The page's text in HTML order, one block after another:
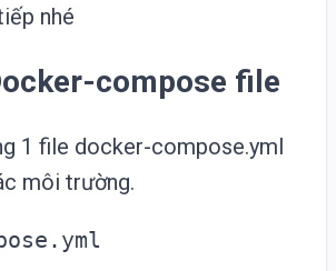
nhé
compose file
1 file docker-compose.yml
môi trường.